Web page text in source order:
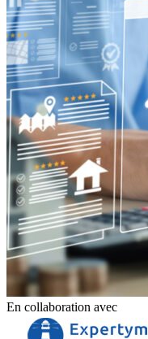
En collaboration avec